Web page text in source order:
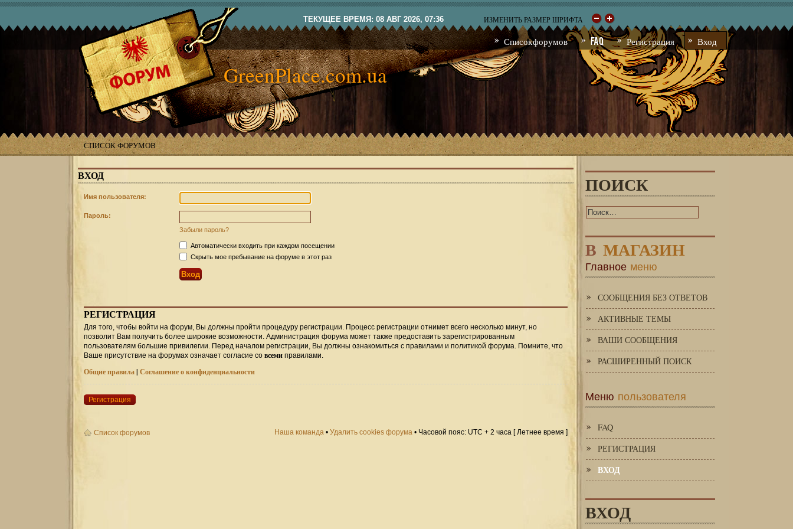
ТЕКУЩЕЕ ВРЕМЯ: 08 АВГ 2026, 07:36 ИЗМЕНИТЬ РАЗМЕР ШРИФТА
Список форумов FAQ Регистрация Вход
GreenPlace.com.ua
СПИСОК ФОРУМОВ
ВХОД
Имя пользователя:
Пароль:
Забыли пароль?
Автоматически входить при каждом посещении
Скрыть мое пребывание на форуме в этот раз
РЕГИСТРАЦИЯ
Для того, чтобы войти на форум, Вы должны пройти процедуру регистрации. Процесс регистрации отнимет всего несколько минут, но
позволит Вам получить более широкие возможности. Администрация форума может также предоставить зарегистрированным
пользователям большие привилегии. Перед началом регистрации, Вы должны ознакомиться с правилами и политикой форума. Помните, что
Ваше присутствие на форумах означает согласие со всеми правилами.
Общие правила| Соглашение о конфиденциальности
Регистрация
Список форумов Наша команда • Удалить cookies форума • Часовой пояс: UTC + 2 часа [ Летнее время ]
ПОИСК
В МАГАЗИН
Главное меню
СООБЩЕНИЯ БЕЗ ОТВЕТОВ
АКТИВНЫЕ ТЕМЫ
ВАШИ СООБЩЕНИЯ
РАСШИРЕННЫЙ ПОИСК
Меню пользователя
FAQ
РЕГИСТРАЦИЯ
ВХОД
ВХОД